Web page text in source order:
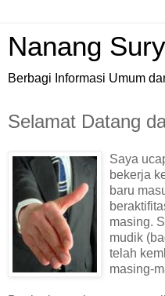
Nanang
Berbagi Informasi Umum
Selamat Datang
Saya
bekerja
baru
masing.
mudik
telah
masing-